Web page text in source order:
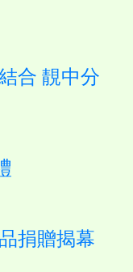
合 靚中分
捐贈揭幕